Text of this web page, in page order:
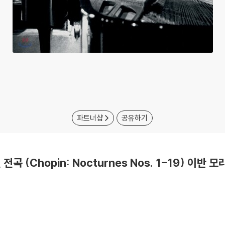
파트너샵 공유하기
곡 (Chopin: Nocturnes Nos. 1-19) 이반 모